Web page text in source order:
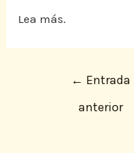
Lea más.
← Entrada
anterior